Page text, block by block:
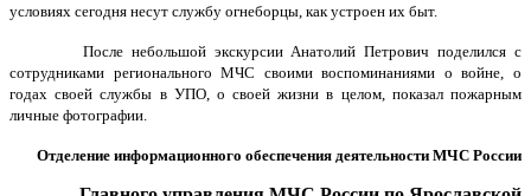
условиях сегодня несут службу огнеборцы, как устроен их быт.
После небольшой экскурсии Анатолий Петрович поделился с
сотрудниками регионального МЧС своими воспоминаниями о войне, о
годах своей службы в УПО, о своей жизни в целом, показал пожарным
личные фотографии.
Отделение информационного обеспечения деятельности МЧС России